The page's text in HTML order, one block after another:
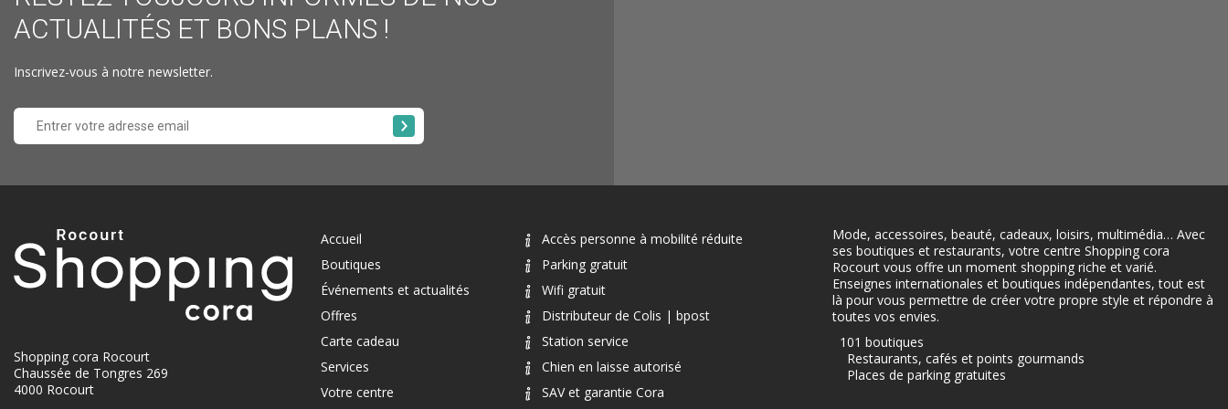
ACTUALITÉS ET BONS PLANS !
Inscrivez-vous à notre newsletter.
Shopping cora Rocourt
Chaussée de Tongres 269
4000 Rocourt
Accueil
Boutiques
Événements et actualités
Offres
Carte cadeau
Services
Votre centre
Accès personne à mobilité réduite
Parking gratuit
Wifi gratuit
Distributeur de Colis | bpost
Station service
Chien en laisse autorisé
SAV et garantie Cora
Mode, accessoires, beauté, cadeaux, loisirs, multimédia… Avec
ses boutiques et restaurants, votre centre Shopping cora
Rocourt vous offre un moment shopping riche et varié.
Enseignes internationales et boutiques indépendantes, tout est
là pour vous permettre de créer votre propre style et répondre à
toutes vos envies.
101 boutiques
Restaurants, cafés et points gourmands
Places de parking gratuites